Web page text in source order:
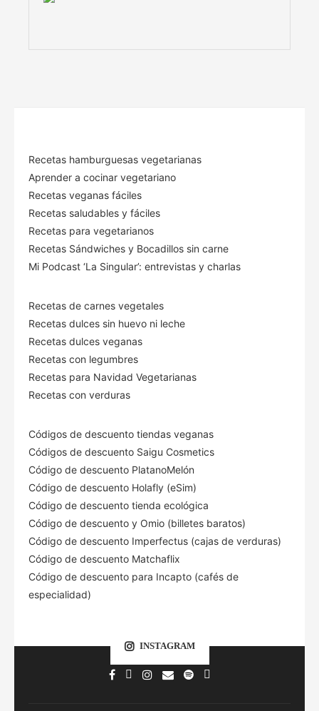
Recetas hamburguesas vegetarianas
Aprender a cocinar vegetariano
Recetas veganas fáciles
Recetas saludables y fáciles
Recetas para vegetarianos
Recetas Sándwiches y Bocadillos sin carne
Mi Podcast ‘La Singular’: entrevistas y charlas
Recetas de carnes vegetales
Recetas dulces sin huevo ni leche
Recetas dulces veganas
Recetas con legumbres
Recetas para Navidad Vegetarianas
Recetas con verduras
Códigos de descuento tiendas veganas
Códigos de descuento Saigu Cosmetics
Código de descuento PlatanoMelón
Código de descuento Holafly (eSim)
Código de descuento tienda ecológica
Código de descuento y Omio (billetes baratos)
Código de descuento Imperfectus (cajas de verduras)
Código de descuento Matchaflix
Código de descuento para Incapto (cafés de
especialidad)
INSTAGRAM